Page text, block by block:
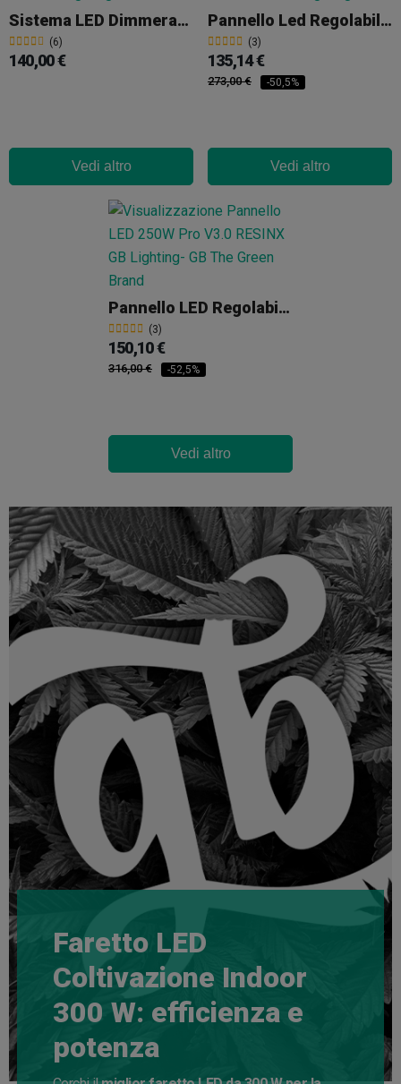
Sistema LED Dimmerabile 240 W PRO GB Lighting
(6)
140,00 €
Vedi altro
Pannello Led Regolabile 200W V3.0 Pro Resinx GB Lighting
(3)
135,14 €
273,00 € -50,5%
Vedi altro
Pannello LED Regolabile 250W Pro V3.0 RESINX GB Lighting
(3)
150,10 €
316,00 € -52,5%
Vedi altro
Faretto LED
Coltivazione Indoor
300 W: efficienza e
potenza